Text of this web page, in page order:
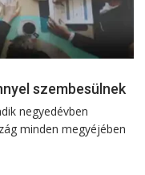
szembesülnek
negyedévben
minden megyéjében